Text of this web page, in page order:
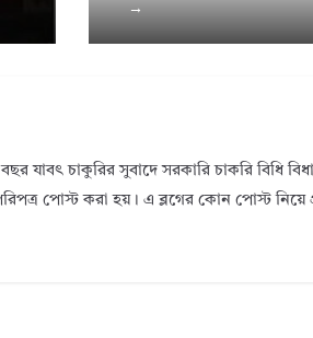
→
যাবৎ চাকুরির সুবাদে সরকারি চাকরি বিধি
পোস্ট করা হয়। এ ব্লগের কোন পোস্ট নিয়ে